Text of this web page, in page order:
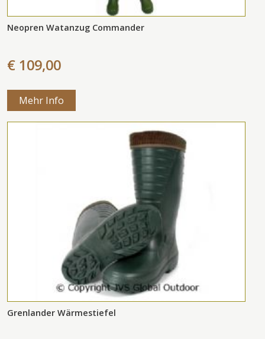
Neopren Watanzug Commander
€ 109,00
Mehr Info
Grenlander Wärmestiefel